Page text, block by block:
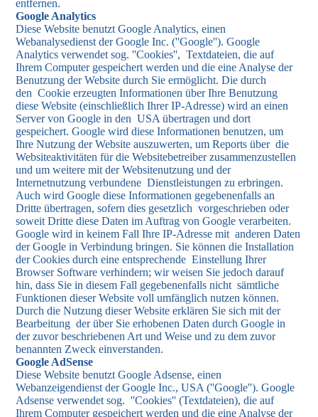
entfernen.
Google Analytics
Diese Website benutzt Google Analytics, einen
Webanalysedienst der Google Inc. (''Google''). Google
Analytics verwendet sog. ''Cookies'', Textdateien, die auf
Ihrem Computer gespeichert werden und die eine Analyse der
Benutzung der Website durch Sie ermöglicht. Die durch
den Cookie erzeugten Informationen über Ihre Benutzung
diese Website (einschließlich Ihrer IP-Adresse) wird an einen
Server von Google in den USA übertragen und dort
gespeichert. Google wird diese Informationen benutzen, um
Ihre Nutzung der Website auszuwerten, um Reports über die
Websiteaktivitäten für die Websitebetreiber zusammenzustellen
und um weitere mit der Websitenutzung und der
Internetnutzung verbundene Dienstleistungen zu erbringen.
Auch wird Google diese Informationen gegebenenfalls an
Dritte übertragen, sofern dies gesetzlich vorgeschrieben oder
soweit Dritte diese Daten im Auftrag von Google verarbeiten.
Google wird in keinem Fall Ihre IP-Adresse mit anderen Daten
der Google in Verbindung bringen. Sie können die Installation
der Cookies durch eine entsprechende Einstellung Ihrer
Browser Software verhindern; wir weisen Sie jedoch darauf
hin, dass Sie in diesem Fall gegebenenfalls nicht sämtliche
Funktionen dieser Website voll umfänglich nutzen können.
Durch die Nutzung dieser Website erklären Sie sich mit der
Bearbeitung der über Sie erhobenen Daten durch Google in
der zuvor beschriebenen Art und Weise und zu dem zuvor
benannten Zweck einverstanden.
Google AdSense
Diese Website benutzt Google Adsense, einen
Webanzeigendienst der Google Inc., USA (''Google''). Google
Adsense verwendet sog. ''Cookies'' (Textdateien), die auf
Ihrem Computer gespeichert werden und die eine Analyse der